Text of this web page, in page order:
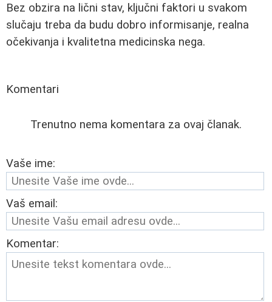
Bez obzira na lični stav, ključni faktori u svakom
slučaju treba da budu dobro informisanje, realna
očekivanja i kvalitetna medicinska nega.
Komentari
Trenutno nema komentara za ovaj članak.
Vaše ime:
Vaš email:
Komentar: